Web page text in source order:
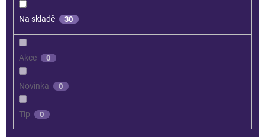
Na skladě 30
Akce 0
Novinka 0
Tip 0